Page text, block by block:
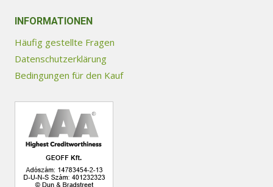
INFORMATIONEN
Häufig gestellte Fragen
Datenschutzerklärung
Bedingungen für den Kauf